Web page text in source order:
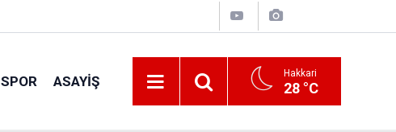
SPOR ASAYIŞ Hakkari
28 °C